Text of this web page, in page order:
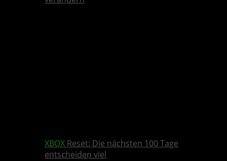
XBOX Reset: Die nächsten 100 Tage
entscheiden viel